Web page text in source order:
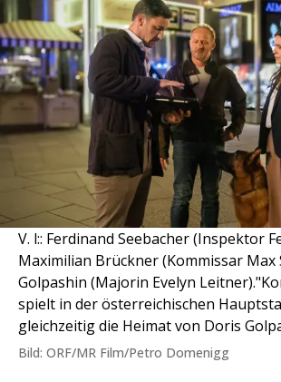
V. l:: Ferdinand Seebacher (Inspektor
Maximilian Brückner (Kommissar Max
Golpashin (Majorin Evelyn
spielt in der österreichischen
gleichzeitig die Heimat von Doris
Bild: ORF/MR Film/Petro Domenigg